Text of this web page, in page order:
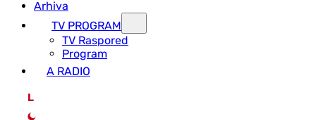
Arhiva
TV PROGRAM
ТV Raspored
Program
A RADIO
L